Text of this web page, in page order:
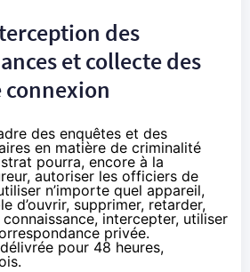
des
et collecte des
connexion
des enquêtes et des
en matière de criminalité
pourra, encore à la
autoriser les officiers de
n’importe quel appareil,
d’ouvrir, supprimer, retarder,
intercepter, utiliser
privée.
pour 48 heures,